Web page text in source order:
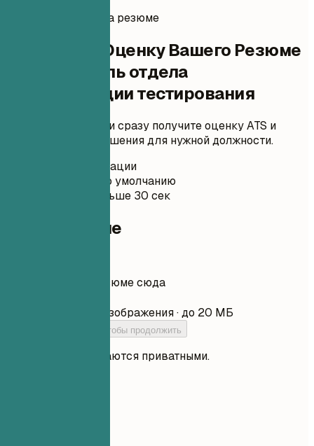
Мгновенная оценка резюме
Проверьте Оценку Вашего Резюме
Руководитель отдела
автоматизации тестирования
Загрузите резюме и сразу получите оценку ATS и
практические улучшения для нужной должности.
Без регистрации
Приватно по умолчанию
Обычно меньше 30 сек
Ваше резюме
Перетащите резюме сюда
PDF, DOCX, TXT и изображения · до 20 МБ
Добавьте резюме, чтобы продолжить
Ваши файлы остаются приватными.